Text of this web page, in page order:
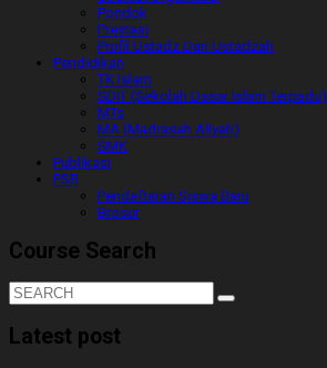
Pondok
Prestasi
Profil Ustadz Dan Ustadzah
Pendidikan
TK Islam
SDIT (Sekolah Dasar Islam Terpadu)
MTs
MA (Madrasah Aliyah)
SMK
Publikasi
PSB
Pendaftaran Siswa Baru
Brosur
Course Search
Latest post